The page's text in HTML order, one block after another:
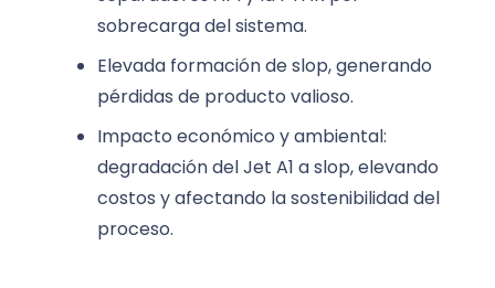
sobrecarga del sistema.
Elevada formación de slop, generando
pérdidas de producto valioso.
Impacto económico y ambiental:
degradación del Jet A1 a slop, elevando
costos y afectando la sostenibilidad del
proceso.